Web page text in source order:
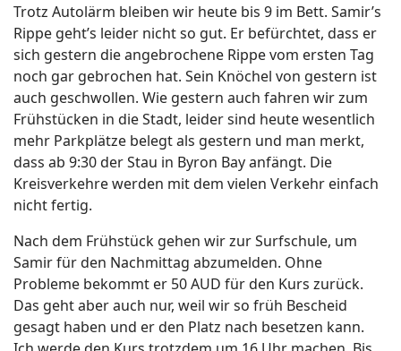
Trotz Autolärm bleiben wir heute bis 9 im Bett. Samir’s
Rippe geht’s leider nicht so gut. Er befürchtet, dass er
sich gestern die angebrochene Rippe vom ersten Tag
noch gar gebrochen hat. Sein Knöchel von gestern ist
auch geschwollen. Wie gestern auch fahren wir zum
Frühstücken in die Stadt, leider sind heute wesentlich
mehr Parkplätze belegt als gestern und man merkt,
dass ab 9:30 der Stau in Byron Bay anfängt. Die
Kreisverkehre werden mit dem vielen Verkehr einfach
nicht fertig.
Nach dem Frühstück gehen wir zur Surfschule, um
Samir für den Nachmittag abzumelden. Ohne
Probleme bekommt er 50 AUD für den Kurs zurück.
Das geht aber auch nur, weil wir so früh Bescheid
gesagt haben und er den Platz nach besetzen kann.